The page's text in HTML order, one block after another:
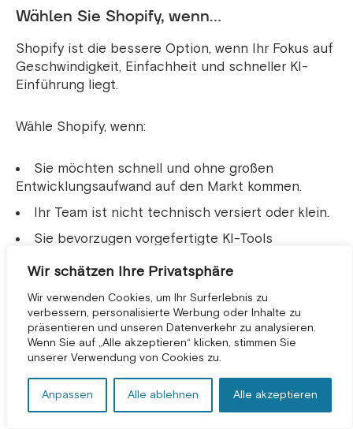
Wir schätzen Ihre Privatsphäre
Wir verwenden Cookies, um Ihr Surferlebnis zu
verbessern, personalisierte Werbung oder Inhalte zu
präsentieren und unseren Datenverkehr zu analysieren.
Wenn Sie auf „Alle akzeptieren“ klicken, stimmen Sie
unserer Verwendung von Cookies zu.
Anpassen Alle ablehnen Alle akzeptieren
KOSTENLOSE BERATUNG *
Wählen Sie Shopify, wenn…
Shopify ist die bessere Option, wenn Ihr Fokus auf
Geschwindigkeit, Einfachheit und schneller KI-
Einführung liegt.
Wähle Shopify, wenn:
Sie möchten schnell und ohne großen
Entwicklungsaufwand auf den Markt kommen.
Ihr Team ist nicht technisch versiert oder klein.
Sie bevorzugen vorgefertigte KI-Tools
Ihr Geschäftsmodell ist einfach bis
mittelkomplex (D2C oder kleines B2B).
Sie dürfen also Apps von Drittanbietern für KI-
Funktionen verwenden.
Einfach ausgedrückt:
Shopify funktioniert am besten, wenn KI Ihr